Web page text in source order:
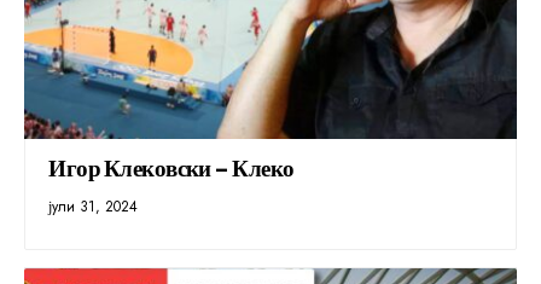
Игор Клековски – Клеко
јули 31, 2024